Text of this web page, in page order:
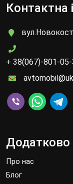
Контактна
+ 38(067)-801-05-
Додатково
Про нас
Блог